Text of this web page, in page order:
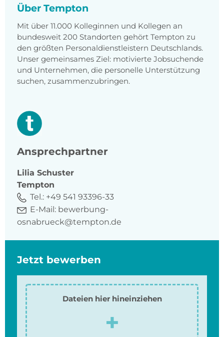
Über Tempton
Mit über 11.000 Kolleginnen und Kollegen an
bundesweit 200 Standorten gehört Tempton zu
den größten Personaldienstleistern Deutschlands.
Unser gemeinsames Ziel: motivierte Jobsuchende
und Unternehmen, die personelle Unterstützung
suchen, zusammenzubringen.
Ansprechpartner
Lilia Schuster
Tempton
Tel.: +49 541 93396-33
E-Mail: bewerbung-
osnabrueck@tempton.de
Jetzt bewerben
Dateien hier hineinziehen